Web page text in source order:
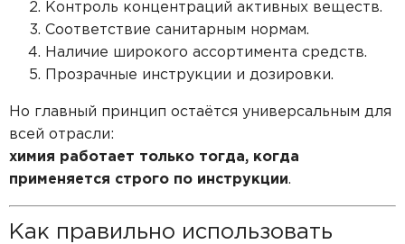
Контроль концентраций активных веществ.
Соответствие санитарным нормам.
Наличие широкого ассортимента средств.
Прозрачные инструкции и дозировки.
Но главный принцип остаётся универсальным для
всей отрасли:
химия работает только тогда, когда
применяется строго по инструкции.
Как правильно использовать